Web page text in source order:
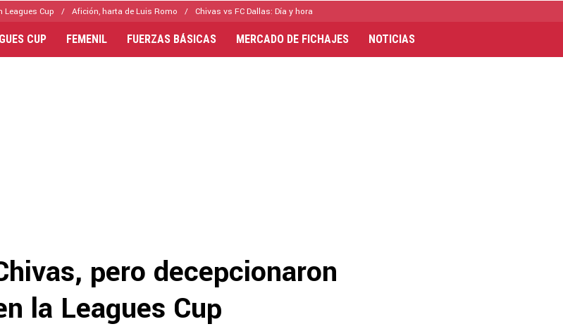
Leagues Cup Afición, harta de Luis Romo Chivas vs FC Dallas: Día y hora
CUP FEMENIL FUERZAS BÁSICAS MERCADO DE FICHAJES NOTICIAS
pero decepcionaron
la Leagues Cup